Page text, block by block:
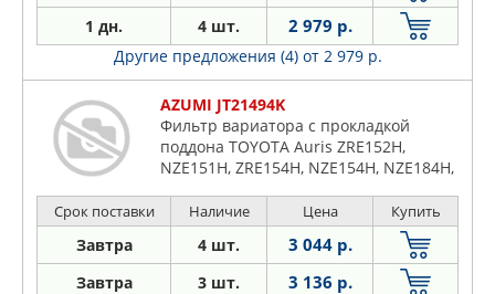
1 дн. 4 шт. 2 979 р.
Другие предложения (4) от 2 979 р.
AZUMI JT21494K
Фильтр вариатора с прокладкой
поддона TOYOTA Auris ZRE152H,
NZE151H, ZRE154H, NZE154H, NZE184H,
(2007-2013), Corolla Altis ZRE141L,
ZRE141R (2010-2014), Corolla Axio
ZRE142, NZE141, NZE144, ZRE144,
ZRE162, NZE161 (20
Срок поставки Наличие Цена Купить
Завтра 4 шт. 3 044 р.
Завтра 3 шт. 3 136 р.